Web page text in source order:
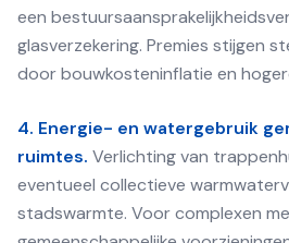
een
glasverzekering. Premies stijgen
door bouwkosteninflatie en
4. Energie- en watergebruik
ruimtes. Verlichting van
eventueel collectieve
stadswarmte. Voor complexen